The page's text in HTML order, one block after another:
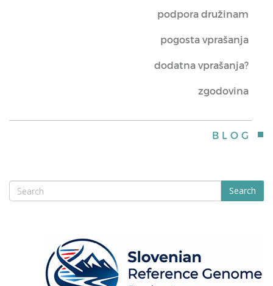
podpora družinam
pogosta vprašanja
dodatna vprašanja?
zgodovina
BLOG
Search